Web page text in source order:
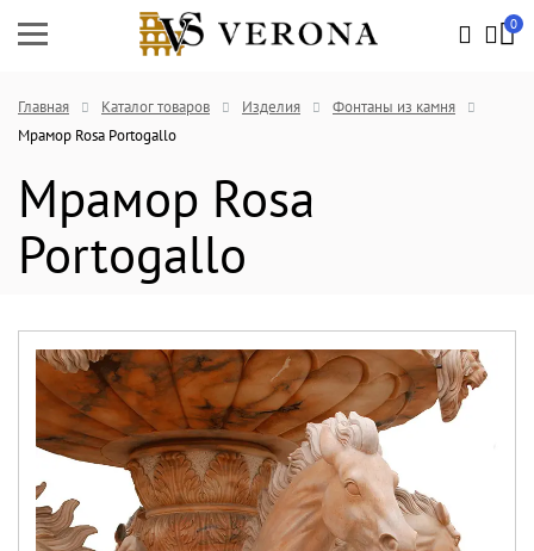
0
Главная Каталог товаров Изделия
Фонтаны из камня
Мрамор Rosa Portogallo
Мрамор Rosa
Portogallo